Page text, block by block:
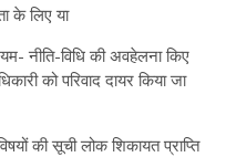
के लिए या
नीति-विधि की अवहेलना किए
को परिवाद दायर किया जा
की सूची लोक शिकायत प्राप्ति